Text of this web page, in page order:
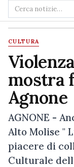
Cerca
nel
sito
CULTURA
mostra
Agnone
AGNONE -
Alto Molise "
piacere di
Culturale